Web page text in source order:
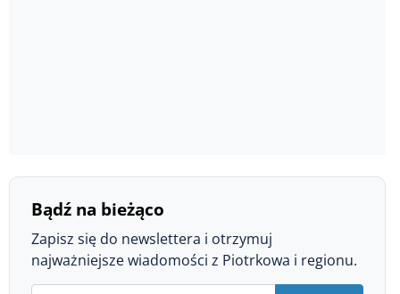
Bądź na bieżąco
Zapisz się do newslettera i otrzymuj
najważniejsze wiadomości z Piotrkowa i regionu.